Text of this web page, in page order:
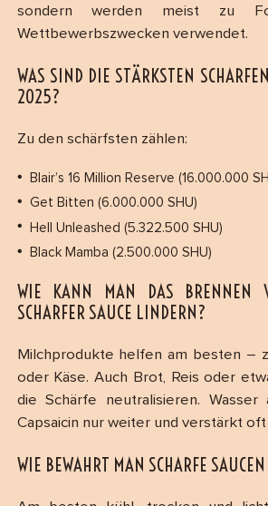
sondern werden meist zu
Wettbewerbszwecken verwendet.
WAS SIND DIE STÄRKSTEN
2025?
Zu den schärfsten zählen:
Blair’s 16 Million Reserve (16.000.000
Get Bitten (6.000.000 SHU)
Hell Unleashed (5.322.500 SHU)
Black Mamba (2.500.000 SHU)
WIE KANN MAN DAS BRENNEN
SCHARFER SAUCE LINDERN?
Milchprodukte helfen am besten –
oder Käse. Auch Brot, Reis oder
die Schärfe neutralisieren.
Capsaicin nur weiter und verstärkt oft
WIE BEWAHRT MAN SCHARFE